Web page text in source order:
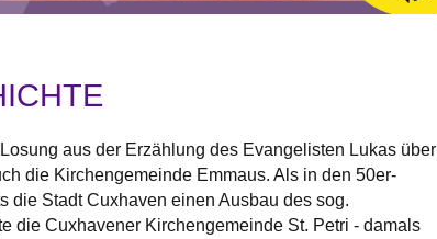
aus der Erzählung des Evangelisten Lukas über
die Kirchengemeinde Emmaus. Als in den 50er-
die Stadt Cuxhaven einen Ausbau des sog.
die Cuxhavener Kirchengemeinde St. Petri - damals